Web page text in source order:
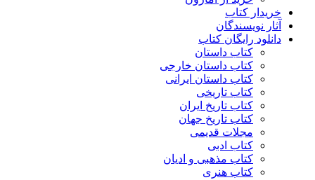
خریدار کتاب
آثار نویسندگان
دانلود رایگان کتاب
کتاب داستان
کتاب داستان خارجی
کتاب داستان ایرانی
کتاب تاریخی
کتاب تاریخ ایران
کتاب تاریخ جهان
مجلات قدیمی
کتاب ادبی
کتاب مذهبی و ادیان
کتاب هنری